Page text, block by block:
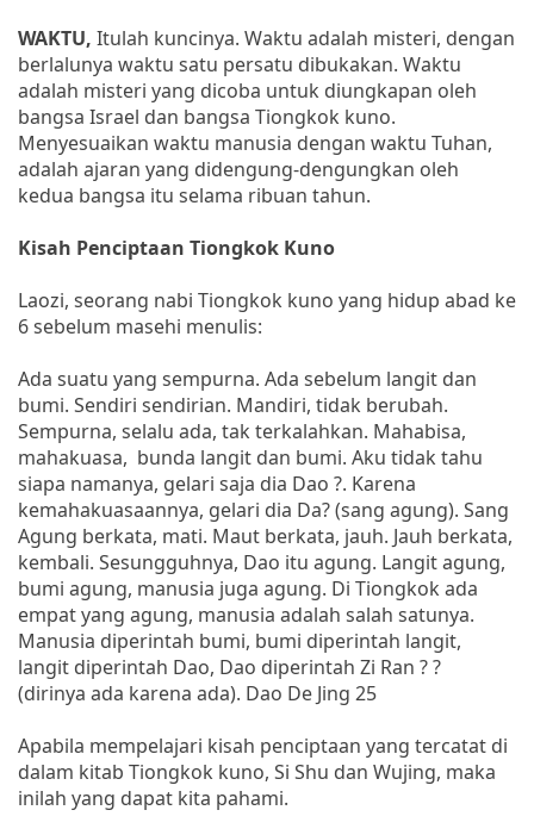
WAKTU, Itulah kuncinya. Waktu adalah misteri, dengan
berlalunya waktu satu persatu dibukakan. Waktu
adalah misteri yang dicoba untuk diungkapan oleh
bangsa Israel dan bangsa Tiongkok kuno.
Menyesuaikan waktu manusia dengan waktu Tuhan,
adalah ajaran yang didengung-dengungkan oleh
kedua bangsa itu selama ribuan tahun.
Kisah Penciptaan Tiongkok Kuno
Laozi, seorang nabi Tiongkok kuno yang hidup abad ke
6 sebelum masehi menulis:
Ada suatu yang sempurna. Ada sebelum langit dan
bumi. Sendiri sendirian. Mandiri, tidak berubah.
Sempurna, selalu ada, tak terkalahkan. Mahabisa,
mahakuasa, bunda langit dan bumi. Aku tidak tahu
siapa namanya, gelari saja dia Dao ?. Karena
kemahakuasaannya, gelari dia Da? (sang agung). Sang
Agung berkata, mati. Maut berkata, jauh. Jauh berkata,
kembali. Sesungguhnya, Dao itu agung. Langit agung,
bumi agung, manusia juga agung. Di Tiongkok ada
empat yang agung, manusia adalah salah satunya.
Manusia diperintah bumi, bumi diperintah langit,
langit diperintah Dao, Dao diperintah Zi Ran ? ?
(dirinya ada karena ada). Dao De Jing 25
Apabila mempelajari kisah penciptaan yang tercatat di
dalam kitab Tiongkok kuno, Si Shu dan Wujing, maka
inilah yang dapat kita pahami.